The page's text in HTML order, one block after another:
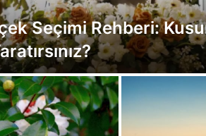
Seçimi Rehberi: